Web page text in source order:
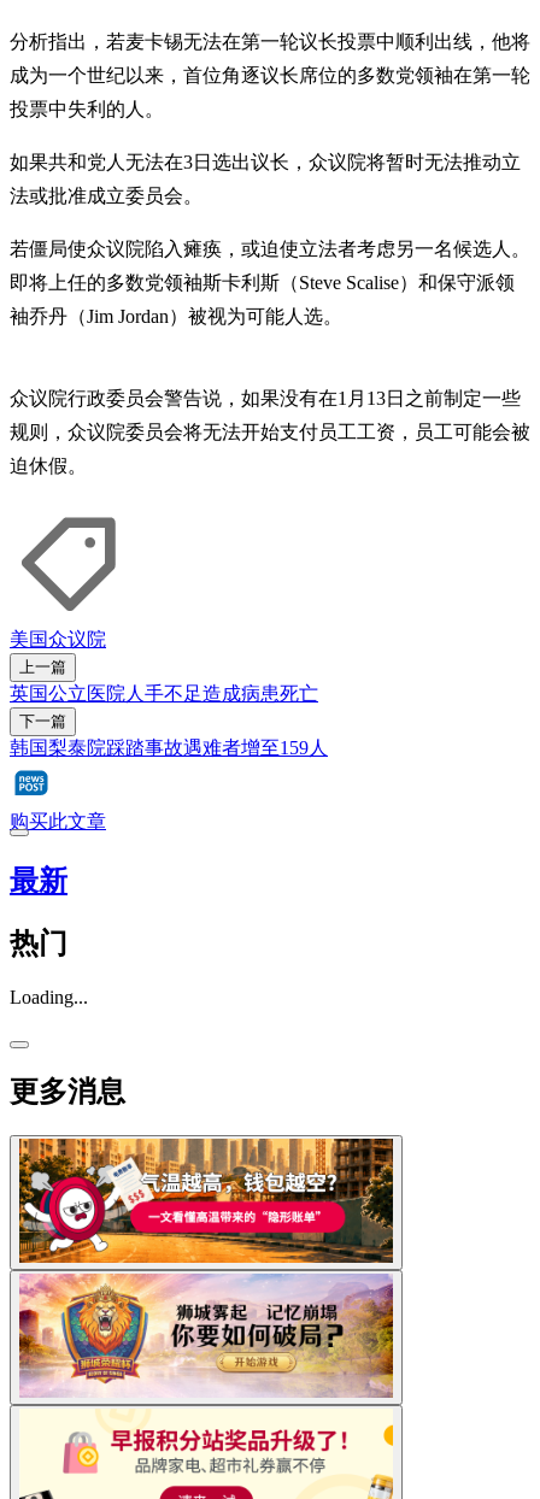
分析指出，若麦卡锡无法在第一轮议长投票中顺利出线，他将
成为一个世纪以来，首位角逐议长席位的多数党领袖在第一轮
投票中失利的人。
如果共和党人无法在3日选出议长，众议院将暂时无法推动立
法或批准成立委员会。
若僵局使众议院陷入瘫痪，或迫使立法者考虑另一名候选人。
即将上任的多数党领袖斯卡利斯（Steve Scalise）和保守派领
袖乔丹（Jim Jordan）被视为可能人选。
众议院行政委员会警告说，如果没有在1月13日之前制定一些
规则，众议院委员会将无法开始支付员工工资，员工可能会被
迫休假。
美国众议院
上一篇
英国公立医院人手不足造成病患死亡
下一篇
韩国梨泰院踩踏事故遇难者增至159人
购买此文章
最新
热门
Loading...
更多消息